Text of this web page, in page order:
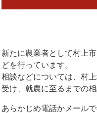
新たに農業者として村上
どを行っています。
相談などについては、村
受け、就農に至るまでの
あらかじめ電話かメール